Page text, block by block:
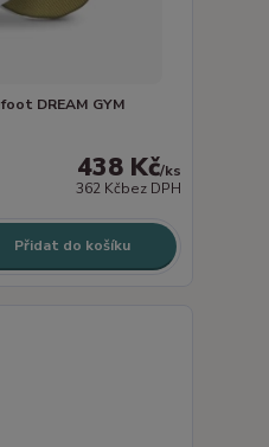
DREAM GYM
438 Kč/ks
362 Kčbez DPH
Přidat do košíku